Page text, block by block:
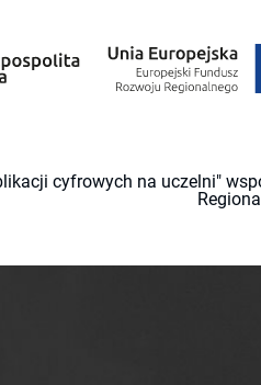
cyfrowych na uczelni"